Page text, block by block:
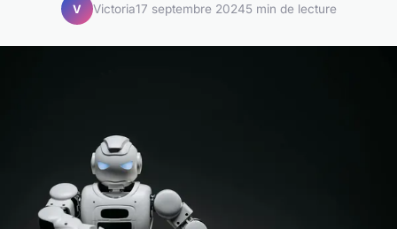
V Victoria17 septembre 20245 min de lecture